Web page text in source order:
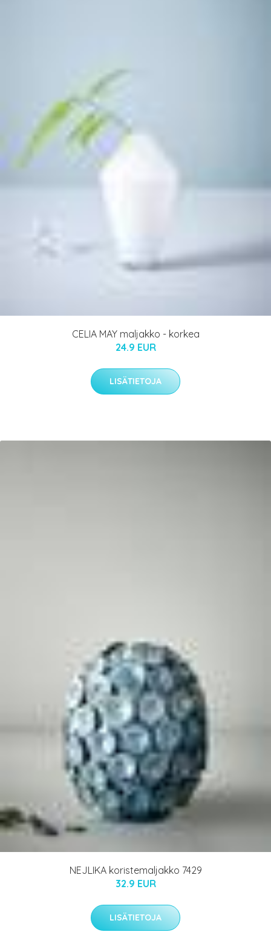
CELIA MAY maljakko - korkea
24.9 EUR
LISÄTIETOJA
NEJLIKA koristemaljakko 7429
32.9 EUR
LISÄTIETOJA